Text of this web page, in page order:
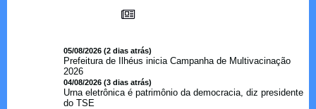
05/08/2026 (2 dias atrás)
Prefeitura de Ilhéus inicia Campanha de Multivacinação
2026
04/08/2026 (3 dias atrás)
Urna eletrônica é patrimônio da democracia, diz presidente
do TSE